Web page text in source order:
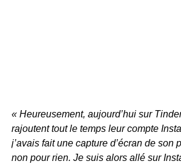
« Heureusement, aujourd’hui sur
rajoutent tout le temps leur compte
j’avais fait une capture d’écran de
non pour rien. Je suis alors allé sur